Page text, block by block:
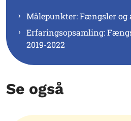
Målepunkter: Fængsler og
Erfaringsopsamling:
2019-2022
Se også